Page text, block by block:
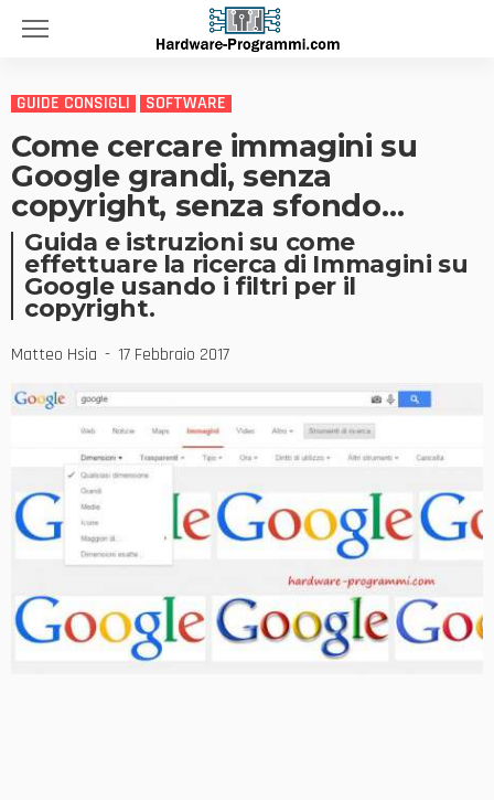
GUIDE CONSIGLI SOFTWARE
Come cercare immagini su
Google grandi, senza
copyright, senza sfondo…
Guida e istruzioni su come
effettuare la ricerca di Immagini su
Google usando i filtri per il
copyright.
Matteo Hsia 17 Febbraio 2017